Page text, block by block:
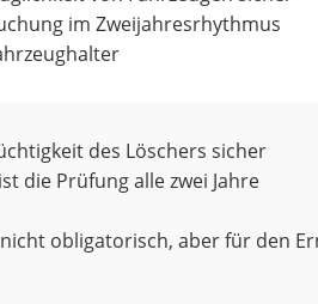
im Zweijahresrhythmus
des Löschers sicher
die Prüfung alle zwei Jahre
obligatorisch, aber für den